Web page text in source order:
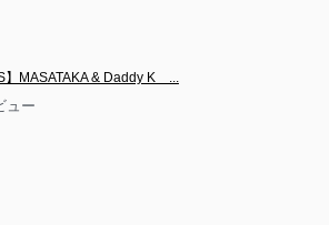
】MASATAKA & Daddy K　...
ュー